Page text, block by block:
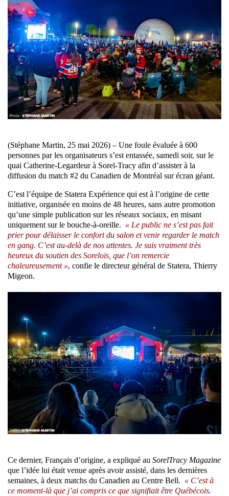
(Stéphane Martin, 25 mai 2026) – Une foule évaluée à 600
personnes par les organisateurs s’est entassée, samedi soir, sur le
quai Catherine-Legardeur à Sorel-Tracy afin d’assister à la
diffusion du match #2 du Canadien de Montréal sur écran géant.
C’est l’équipe de Statera Expérience qui est à l’origine de cette
initiative, organisée en moins de 48 heures, sans autre promotion
qu’une simple publication sur les réseaux sociaux, en misant
uniquement sur le bouche-à-oreille. « Le public ne s’est pas fait
prier pour délaisser le confort du salon et venir regarder le match
en gang. C’est au-delà de nos attentes. Je suis vraiment très
heureux du soutien des Sorelois, que l’on remercie
chaleureusement », confie le directeur général de Statera, Thierry
Migeon.
Ce dernier, Français d’origine, a expliqué au SorelTracy Magazine
que l’idée lui était venue après avoir assisté, dans les dernières
semaines, à deux matchs du Canadien au Centre Bell. « C’est à
ce moment-là que j’ai compris ce que signifiait être Québécois.